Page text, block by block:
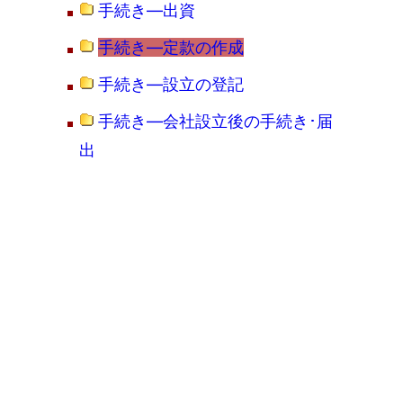
手続き―出資
手続き―定款の作成
手続き―設立の登記
手続き―会社設立後の手続き･届
出